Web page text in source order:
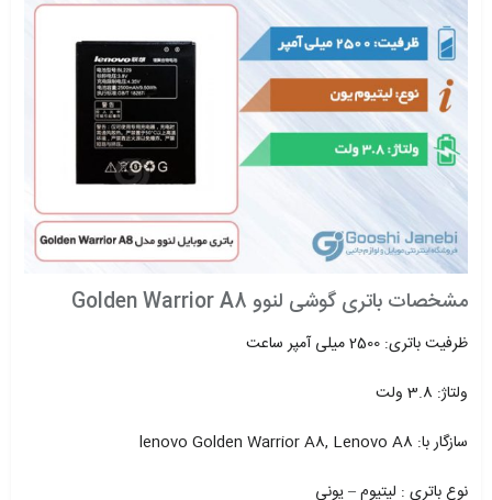
مشخصات باتری گوشی لنوو Golden Warrior A8
ظرفیت باتری: 2500 میلی آمپر ساعت
ولتاژ: 3.8 ولت
سازگار با: lenovo Golden Warrior A8, Lenovo A8
نوع باتری : لیتیوم – یونی